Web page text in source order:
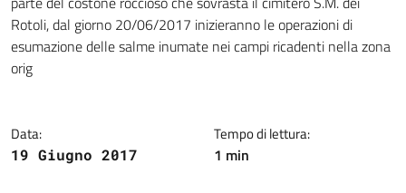
Rotoli, dal giorno 20/06/2017 inizieranno le operazioni di
esumazione delle salme inumate nei campi ricadenti nella zona
orig
Data:
19 Giugno 2017
Tempo di lettura:
1 min